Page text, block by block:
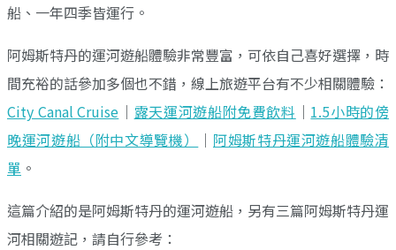
船、一年四季皆運行。
阿姆斯特丹的運河遊船體驗非常豐富，可依自己喜好選擇，時
間充裕的話參加多個也不錯，線上旅遊平台有不少相關體驗：
City Canal Cruise ｜ 露天運河遊船附免費飲料 ｜ 1.5小時的傍
晚運河遊船（附中文導覽機）
｜ 阿姆斯特丹運河遊船體驗清
單 。
這篇介紹的是阿姆斯特丹的運河遊船，另有三篇阿姆斯特丹運
河相關遊記，請自行參考：